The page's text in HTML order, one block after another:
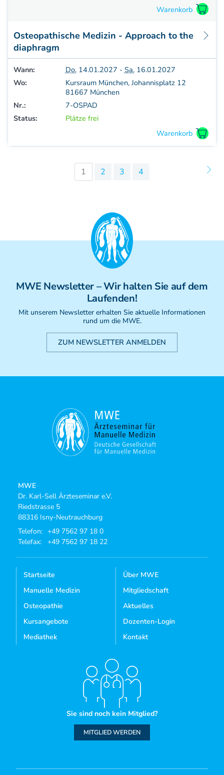
Osteopathische Medizin - Approach to the
diaphragm
Wann: Do.14.01.2027 - Sa.16.01.2027
Wo:
Kursraum München, Johannisplatz 12
81667 München
Nr.:
7-OSPAD
Status:
Plätze frei
1 2 3 4
MWE Newsletter– Wir halten Sie auf dem
Laufenden!
Mit unserem Newsletter erhalten Sie aktuelle Informationen
rund um die MWE.
ZUM NEWSLETTER ANMELDEN
MWE
Dr. Karl-Sell Ärzteseminar e.V.
Riedstrasse 5
88316 Isny-Neutrauchburg
Telefon: +49 7562 97 18 0
Telefax:
+49 7562 97 18 22
Startseite
Manuelle Medizin
Osteopathie
Kursangebote
Mediathek
Über MWE
Mitgliedschaft
Aktuelles
Dozenten-Login
Kontakt
Sie sind noch kein Mitglied?
MITGLIED WERDEN